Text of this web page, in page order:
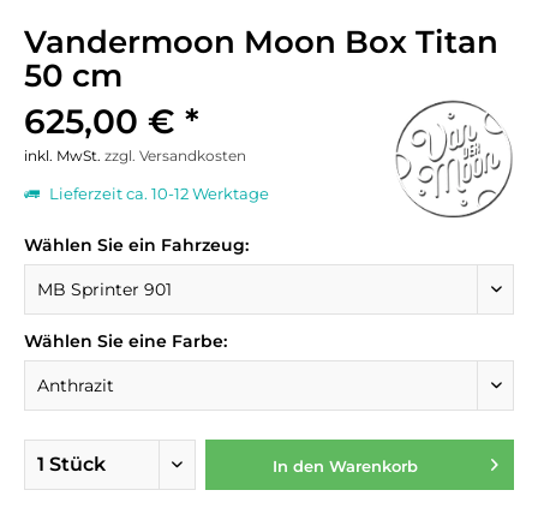
Vandermoon Moon Box Titan
50 cm
625,00 € *
inkl. MwSt. zzgl. Versandkosten
Lieferzeit ca. 10-12 Werktage
Wählen Sie ein Fahrzeug:
Wählen Sie eine Farbe:
In den Warenkorb